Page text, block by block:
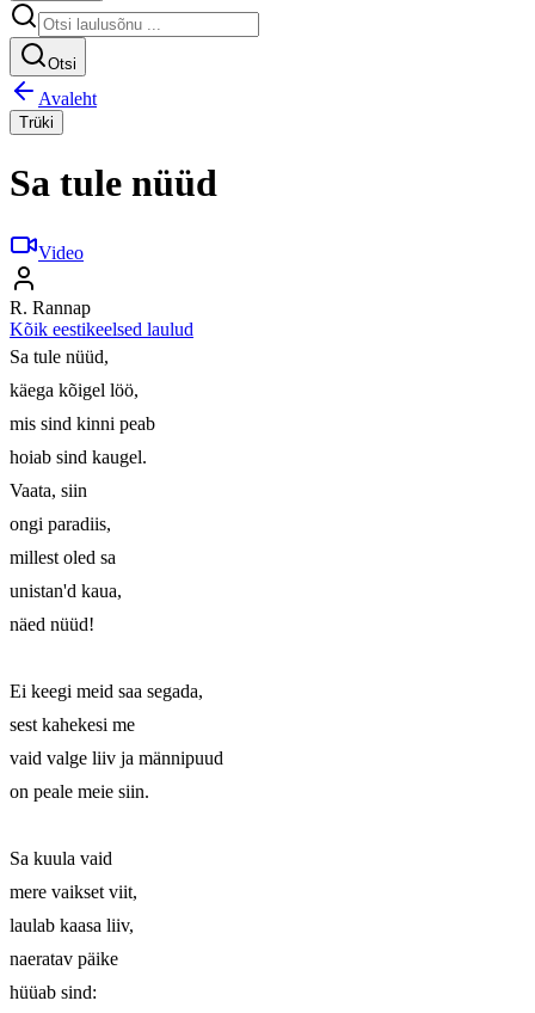
Otsi
Avaleht
Trüki
Sa tule nüüd
Video
R. Rannap
Kõik eestikeelsed laulud
Sa tule nüüd,
käega kõigel löö,
mis sind kinni peab
hoiab sind kaugel.
Vaata, siin
ongi paradiis,
millest oled sa
unistan'd kaua,
näed nüüd!
Ei keegi meid saa segada,
sest kahekesi me
vaid valge liiv ja männipuud
on peale meie siin.
Sa kuula vaid
mere vaikset viit,
laulab kaasa liiv,
naeratav päike
hüüab sind: